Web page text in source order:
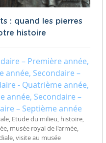
: quand les pierres
histoire
– Première année,
année, Secondaire –
- Quatrième année,
année, Secondaire –
– Septième année
Etude du milieu, histoire,
musée royal de l'armée,
visite au musée